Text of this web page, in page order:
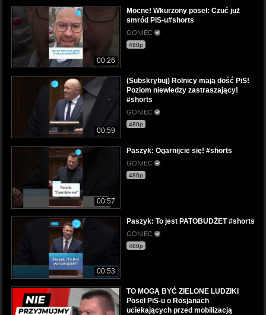
00:26
Mocne! Wkurzony poseł: Czuć już
smród PiS-u#shorts
GONIEC
480p
00:59
(Subskrybuj) Rolnicy mają dość PiS!
Poziom niewiedzy zastraszający!
#shorts
GONIEC
480p
00:57
Paszyk: Ogarnijcie się! #shorts
GONIEC
480p
00:53
Paszyk: To jest PATOBUDŻET #shorts
GONIEC
480p
TO MOGĄ BYĆ ZIELONE LUDZIKI
Poseł PiS-u o Rosjanach
uciekających przed mobilizacją